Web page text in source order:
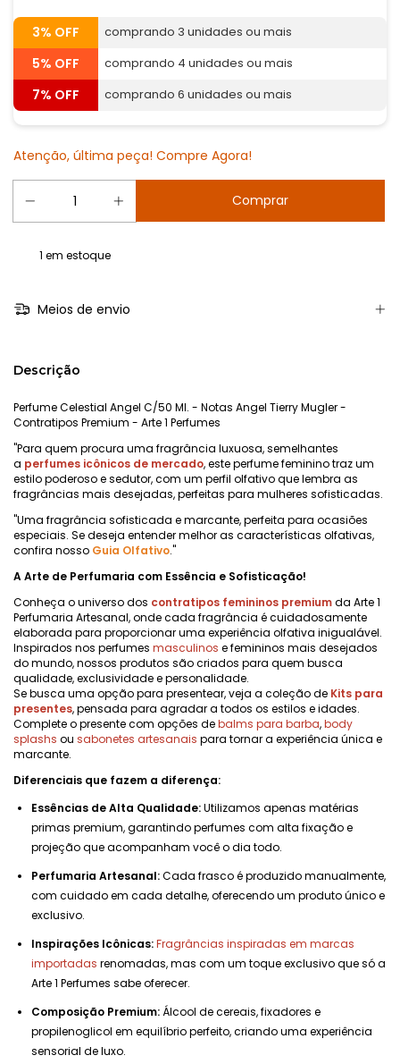
3% OFF comprando 3 unidades ou mais
5% OFF comprando 4 unidades ou mais
7% OFF comprando 6 unidades ou mais
Atenção, última peça! Compre Agora!
1 em estoque
Meios de envio
Descrição
Perfume Celestial Angel C/50 Ml. - Notas Angel Tierry Mugler -
Contratipos Premium - Arte 1 Perfumes
"Para quem procura uma fragrância luxuosa, semelhantes
a perfumes icônicos de mercado, este perfume feminino traz um
estilo poderoso e sedutor, com um perfil olfativo que lembra as
fragrâncias mais desejadas, perfeitas para mulheres sofisticadas.
"Uma fragrância sofisticada e marcante, perfeita para ocasiões
especiais. Se deseja entender melhor as características olfativas,
confira nosso Guia Olfativo."
A Arte de Perfumaria com Essência e Sofisticação!
Conheça o universo dos contratipos femininos premiumda Arte 1
Perfumaria Artesanal, onde cada fragrância é cuidadosamente
elaborada para proporcionar uma experiência olfativa inigualável.
Inspirados nos perfumes masculinos e femininos mais desejados
do mundo, nossos produtos são criados para quem busca
qualidade, exclusividade e personalidade.
Se busca uma opção para presentear, veja a coleção de Kits para
presentes, pensada para agradar a todos os estilos e idades.
Complete o presente com opções debalms para barba,body
splashs ou sabonetes artesanais para tornar a experiência única e
marcante.
Diferenciais que fazem a diferença:
Essências de Alta Qualidade:Utilizamos apenas matérias
primas premium, garantindo perfumes com alta fixação e
projeção que acompanham você o dia todo.
Perfumaria Artesanal:Cada frasco é produzido manualmente,
com cuidado em cada detalhe, oferecendo um produto único e
exclusivo.
Inspirações Icônicas:Fragrâncias inspiradas em marcas
importadas renomadas, mas com um toque exclusivo que só a
Arte 1 Perfumes sabe oferecer.
Composição Premium:Álcool de cereais, fixadores e
propilenoglicol em equilíbrio perfeito, criando uma experiência
sensorial de luxo.